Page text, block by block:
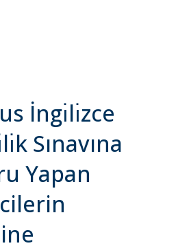
İngı̇lı̇zce
Sınavına
Yapan